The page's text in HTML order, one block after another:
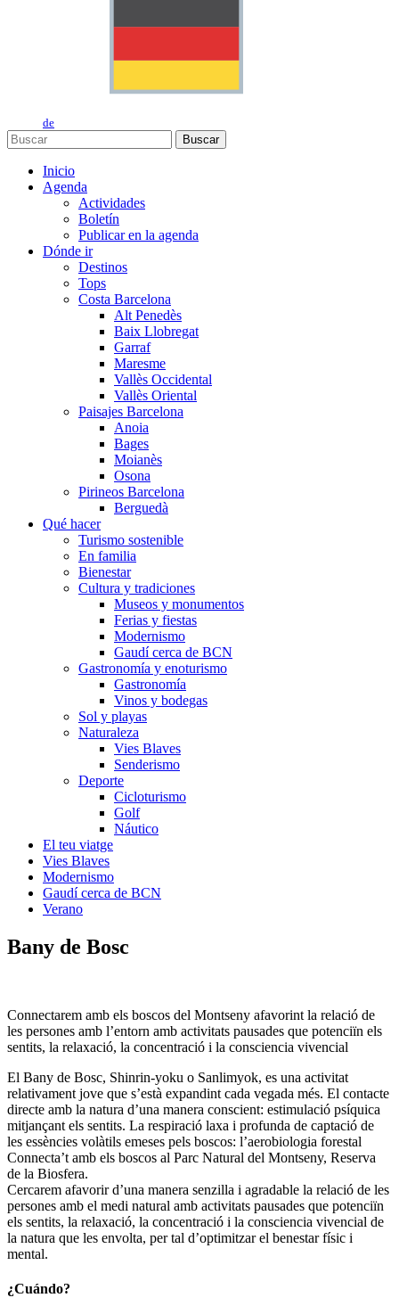
de
Buscar
Inicio
Agenda
Actividades
Boletín
Publicar en la agenda
Dónde ir
Destinos
Tops
Costa Barcelona
Alt Penedès
Baix Llobregat
Garraf
Maresme
Vallès Occidental
Vallès Oriental
Paisajes Barcelona
Anoia
Bages
Moianès
Osona
Pirineos Barcelona
Berguedà
Qué hacer
Turismo sostenible
En familia
Bienestar
Cultura y tradiciones
Museos y monumentos
Ferias y fiestas
Modernismo
Gaudí cerca de BCN
Gastronomía y enoturismo
Gastronomía
Vinos y bodegas
Sol y playas
Naturaleza
Vies Blaves
Senderismo
Deporte
Cicloturismo
Golf
Náutico
El teu viatge
Vies Blaves
Modernismo
Gaudí cerca de BCN
Verano
Bany de Bosc
Connectarem amb els boscos del Montseny afavorint la relació de
les persones amb l’entorn amb activitats pausades que potenciïn els
sentits, la relaxació, la concentració i la consciencia vivencial
El Bany de Bosc, Shinrin-yoku o Sanlimyok, es una activitat
relativament jove que s’està expandint cada vegada més. El contacte
directe amb la natura d’una manera conscient: estimulació psíquica
mitjançant els sentits. La respiració laxa i profunda de captació de
les essències volàtils emeses pels boscos: l’aerobiologia forestal
Connecta’t amb els boscos al Parc Natural del Montseny, Reserva
de la Biosfera.
Cercarem afavorir d’una manera senzilla i agradable la relació de les
persones amb el medi natural amb activitats pausades que potenciïn
els sentits, la relaxació, la concentració i la consciencia vivencial de
la natura que les envolta, per tal d’optimitzar el benestar físic i
mental.
¿Cuándo?